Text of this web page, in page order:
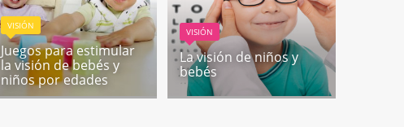
VISIÓN
Juegos para estimular
la visión de bebés y
niños por edades
VISIÓN
La visión de niños y
bebés